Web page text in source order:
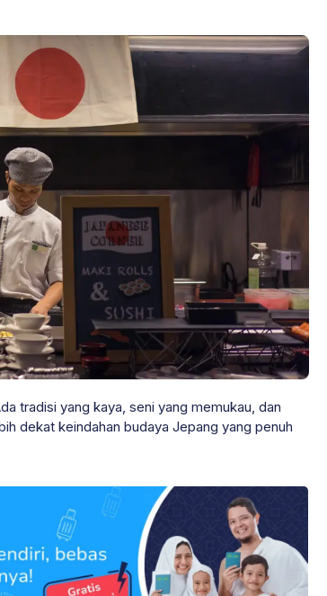
tradisi yang kaya, seni yang memukau, dan
dekat keindahan budaya Jepang yang penuh